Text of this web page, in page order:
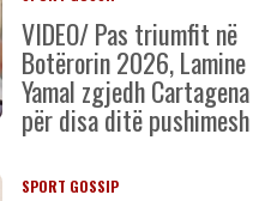
VIDEO/ Pas triumfit në
Botërorin 2026, Lamine
Yamal zgjedh Cartagena
për disa ditë pushimesh
SPORT GOSSIP